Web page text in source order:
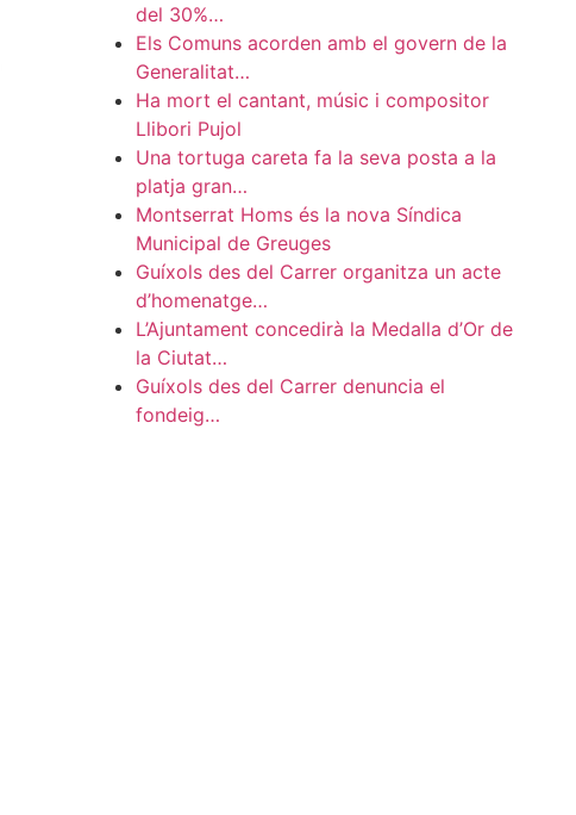
del 30%…
Els Comuns acorden amb el govern de la
Generalitat…
Ha mort el cantant, músic i compositor
Llibori Pujol
Una tortuga careta fa la seva posta a la
platja gran…
Montserrat Homs és la nova Síndica
Municipal de Greuges
Guíxols des del Carrer organitza un acte
d’homenatge…
L’Ajuntament concedirà la Medalla d’Or de
la Ciutat…
Guíxols des del Carrer denuncia el
fondeig…